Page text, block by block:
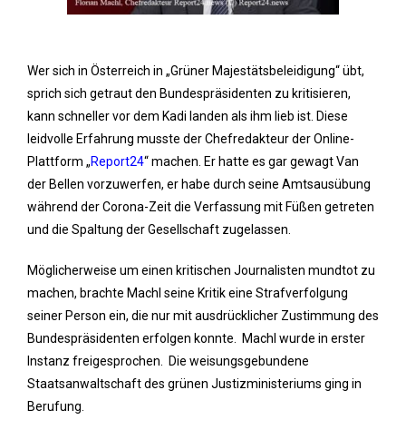
Wer sich in Österreich in „Grüner Majestätsbeleidigung“ übt,
sprich sich getraut den Bundespräsidenten zu kritisieren,
kann schneller vor dem Kadi landen als ihm lieb ist. Diese
leidvolle Erfahrung musste der Chefredakteur der Online-
Plattform „Report24“ machen. Er hatte es gar gewagt Van
der Bellen vorzuwerfen, er habe durch seine Amtsausübung
während der Corona-Zeit die Verfassung mit Füßen getreten
und die Spaltung der Gesellschaft zugelassen.
Möglicherweise um einen kritischen Journalisten mundtot zu
machen, brachte Machl seine Kritik eine Strafverfolgung
seiner Person ein, die nur mit ausdrücklicher Zustimmung des
Bundespräsidenten erfolgen konnte. Machl wurde in erster
Instanz freigesprochen. Die weisungsgebundene
Staatsanwaltschaft des grünen Justizministeriums ging in
Berufung.